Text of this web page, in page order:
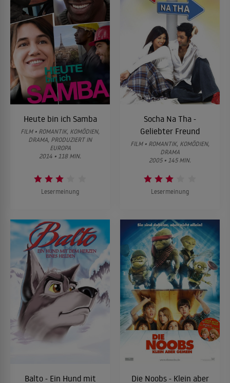
Heute bin ich Samba
FILM • ROMANTIK, KOMÖDIEN,
DRAMA, PRODUZIERT IN
EUROPA
2014 • 118 MIN.
Lesermeinung
Socha Na Tha -
Geliebter Freund
FILM • ROMANTIK, KOMÖDIEN,
DRAMA
2005 • 145 MIN.
Lesermeinung
Balto - Ein Hund mit Die Noobs - Klein aber